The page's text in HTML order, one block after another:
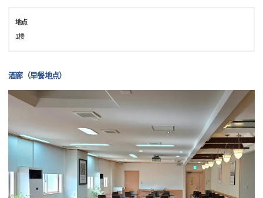
地点
1楼
酒廊（早餐地点）